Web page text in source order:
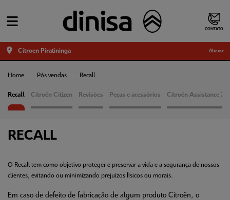
CONTATO
Citroen Piratininga Alterar
Home Pós vendas Recall
Citroën Citizen Revisões Peças e acessórios Citroën Assistance XL
Recall
RECALL
O Recall tem como objetivo proteger e preservar a vida e a segurança de nossos
clientes, evitando ou minimizando prejuízos físicos ou morais.
Em caso de defeito de fabricação de algum produto Citroën, o